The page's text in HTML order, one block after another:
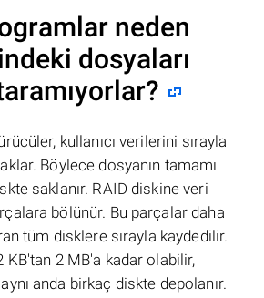
neden
dosyaları
kullanıcı verilerini sırayla
Böylece dosyanın tamamı
saklanır. RAID diskine veri
bölünür. Bu parçalar daha
tüm disklere sırayla kaydedilir.
KB'tan 2 MB'a kadar olabilir,
anda birkaç diskte depolanır.